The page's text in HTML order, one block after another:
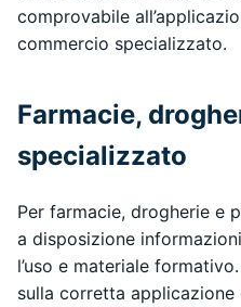
comprovabile
commercio specializzato.
Farmacie,
specializzato
Per farmacie, drogherie e
a disposizione
l’uso e materiale
sulla corretta